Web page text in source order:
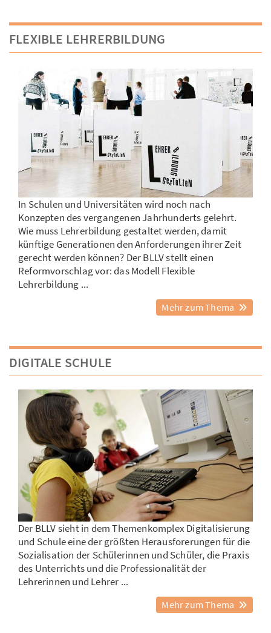
FLEXIBLE LEHRERBILDUNG
In Schulen und Universitäten wird noch nach
Konzepten des vergangenen Jahrhunderts gelehrt.
Wie muss Lehrerbildung gestaltet werden, damit
künftige Generationen den Anforderungen ihrer Zeit
gerecht werden können? Der BLLV stellt einen
Reformvorschlag vor: das Modell Flexible
Lehrerbildung ...
Mehr zum Thema
DIGITALE SCHULE
Der BLLV sieht in dem Themenkomplex Digitalisierung
und Schule eine der größten Herausforerungen für die
Sozialisation der Schülerinnen und Schüler, die Praxis
des Unterrichts und die Professionalität der
Lehrerinnen und Lehrer ...
Mehr zum Thema